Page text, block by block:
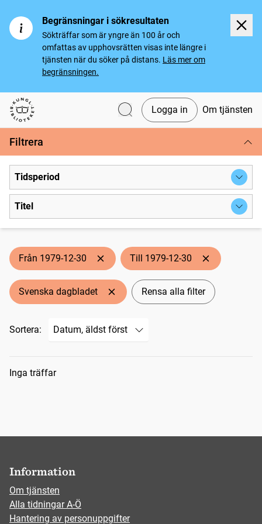
Begränsningar i sökresultaten
Sökträffar som är yngre än 100 år och
omfattas av upphovsrätten visas inte längre i
tjänsten när du söker på distans. Läs mer om
begränsningen.
Svenska tidningar
Logga in Om tjänsten
Filtrera
Tidsperiod
Titel
Från 1979-12-30 Till 1979-12-30
Svenska dagbladet Rensa alla filter
Sortera:
Sökresultat
Inga träffar
Information
Om tjänsten
Alla tidningar A-Ö
Hantering av personuppgifter